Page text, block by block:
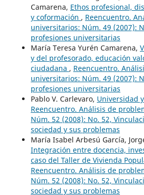
Camarena, Ethos profesional,
y coformación , Reencuentro.
universitarios: Núm. 49 (2007):
profesiones universitarias
María Teresa Yurén Camarena,
y del profesorado, educación
ciudadana , Reencuentro.
universitarios: Núm. 49 (2007):
profesiones universitarias
Pablo V. Carlevaro, Universidad
Reencuentro. Análisis de
Núm. 52 (2008): No. 52,
sociedad y sus problemas
María Isabel Arbesú García,
Integración entre docencia,
caso del Taller de Vivienda
Reencuentro. Análisis de
Núm. 52 (2008): No. 52,
sociedad y sus problemas